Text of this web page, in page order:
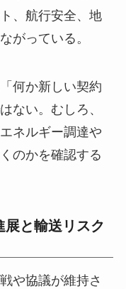
、航行安全、地
がっている。
何か新しい契約
ない。むしろ、
ネルギー調達や
のかを確認する
展と輸送リスク
や協議が維持さ